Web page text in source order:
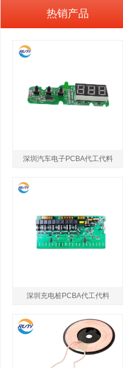
热销产品
深圳汽车电子PCBA代工代料
深圳充电桩PCBA代工代料